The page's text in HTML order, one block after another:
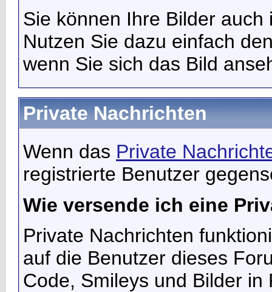
Sie können Ihre Bilder
Nutzen Sie dazu einfach
wenn Sie sich das Bild
Private Nachrichten
Wenn das Private
registrierte Benutzer
Wie versende ich eine
Private Nachrichten
auf die Benutzer dieses
Code, Smileys und Bilder